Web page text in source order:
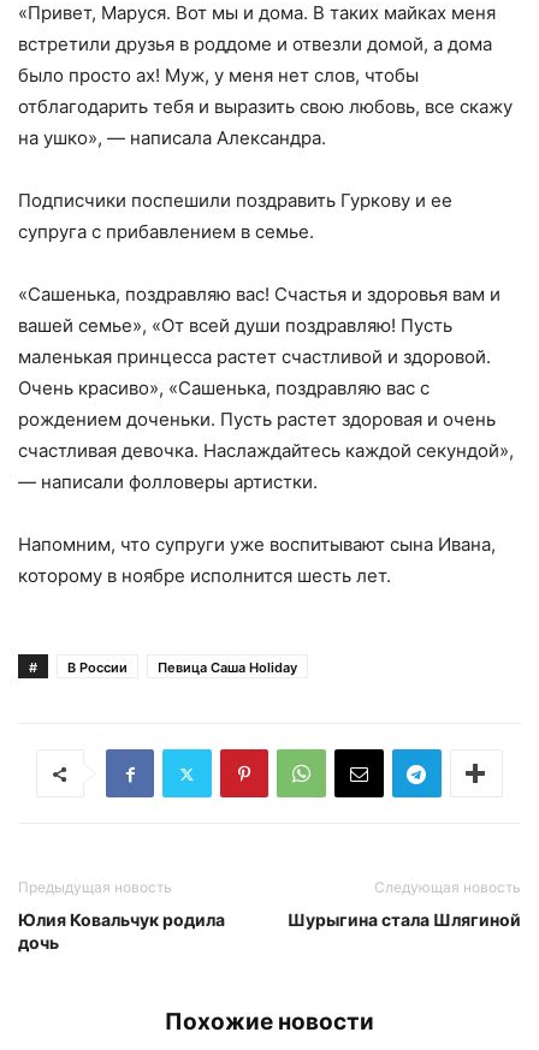
«Привет, Маруся. Вот мы и дома. В таких майках меня
встретили друзья в роддоме и отвезли домой, а дома
было просто ах! Муж, у меня нет слов, чтобы
отблагодарить тебя и выразить свою любовь, все скажу
на ушко», — написала Александра.
Подписчики поспешили поздравить Гуркову и ее
супруга с прибавлением в семье.
«Сашенька, поздравляю вас! Счастья и здоровья вам и
вашей семье», «От всей души поздравляю! Пусть
маленькая принцесса растет счастливой и здоровой.
Очень красиво», «Сашенька, поздравляю вас с
рождением доченьки. Пусть растет здоровая и очень
счастливая девочка. Наслаждайтесь каждой секундой»,
— написали фолловеры артистки.
Напомним, что супруги уже воспитывают сына Ивана,
которому в ноябре исполнится шесть лет.
# В России Певица Саша Holiday
Предыдущая новость
Юлия Ковальчук родила
дочь
Следующая новость
Шурыгина стала Шлягиной
Похожие новости